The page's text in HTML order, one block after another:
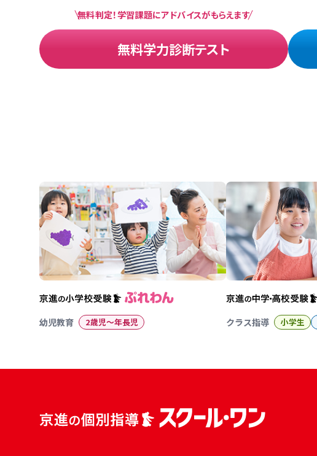
無料判定！学習課題にアドバイスがもらえます
無料学力診断テスト
幼児教育 2歳児〜年長児 クラス指導 小学生